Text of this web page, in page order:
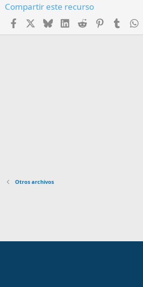
Compartir este recurso
Facebook BlueskyLinkedInReddit PinterestTumblr
Otros archivos